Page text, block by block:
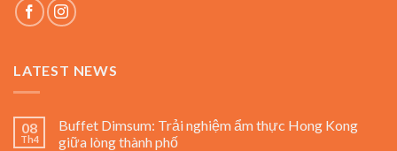
LATEST NEWS
08
Th4
Buffet Dimsum: Trải nghiệm ẩm thực Hong Kong
giữa lòng thành phố